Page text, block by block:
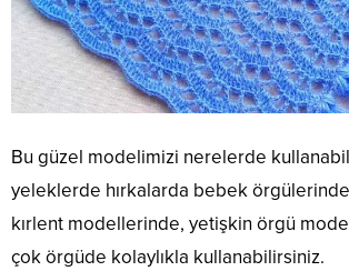
Bu güzel modelimizi nerelerde
yeleklerde hırkalarda bebek
kırlent modellerinde, yetişkin örgü
çok örgüde kolaylıkla kullanabilirsiniz.